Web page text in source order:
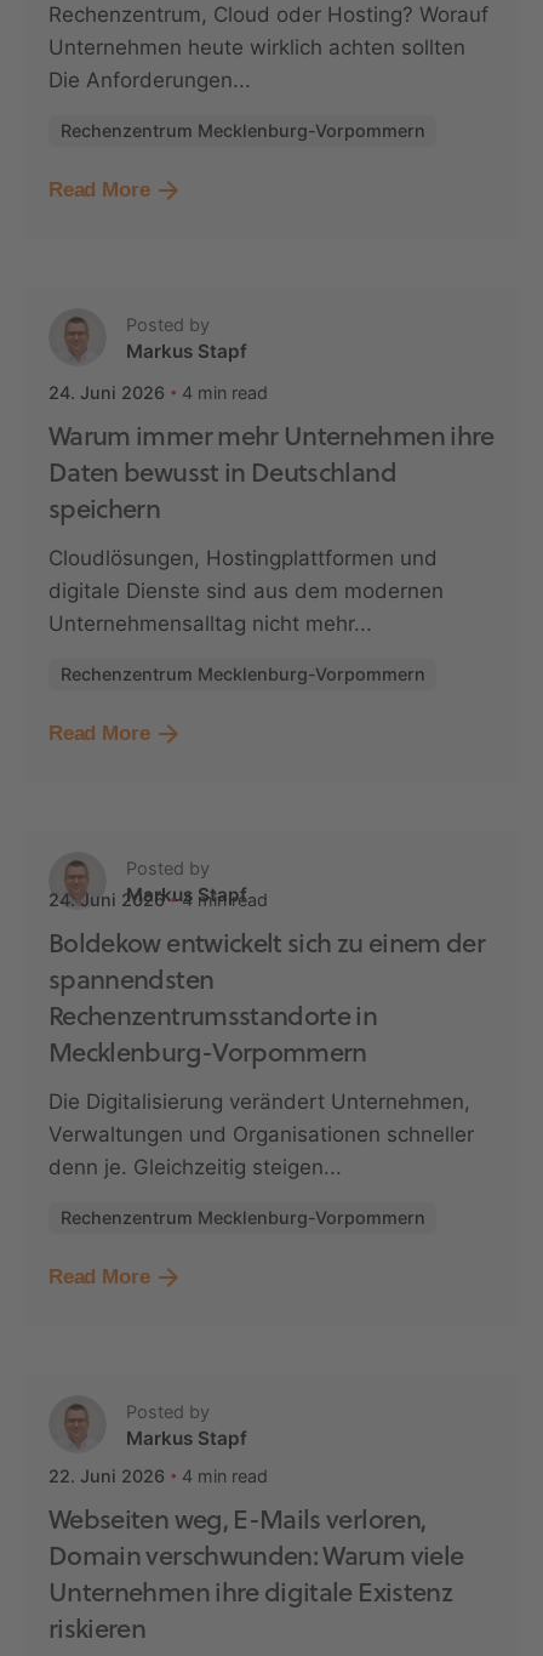
Rechenzentrum, Cloud oder Hosting? Worauf
Unternehmen heute wirklich achten sollten
Die Anforderungen...
Rechenzentrum Mecklenburg-Vorpommern
Read More
Posted by
Markus Stapf
24. Juni 2026 4 min read
Warum immer mehr Unternehmen ihre
Daten bewusst in Deutschland
speichern
Cloudlösungen, Hostingplattformen und
digitale Dienste sind aus dem modernen
Unternehmensalltag nicht mehr...
Rechenzentrum Mecklenburg-Vorpommern
Read More
Posted by
Markus Stapf
24. Juni 2026 4 min read
Boldekow entwickelt sich zu einem der
spannendsten
Rechenzentrumsstandorte in
Mecklenburg-Vorpommern
Die Digitalisierung verändert Unternehmen,
Verwaltungen und Organisationen schneller
denn je. Gleichzeitig steigen...
Rechenzentrum Mecklenburg-Vorpommern
Read More
Posted by
Markus Stapf
22. Juni 2026 4 min read
Webseiten weg, E-Mails verloren,
Domain verschwunden: Warum viele
Unternehmen ihre digitale Existenz
riskieren